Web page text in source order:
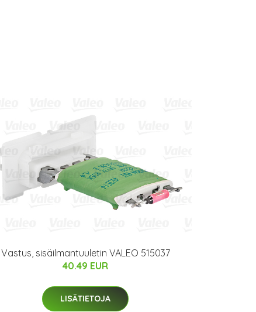
Vastus, sisäilmantuuletin VALEO 515037
40.49 EUR
LISÄTIETOJA